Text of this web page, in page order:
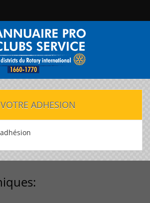
ADHESION